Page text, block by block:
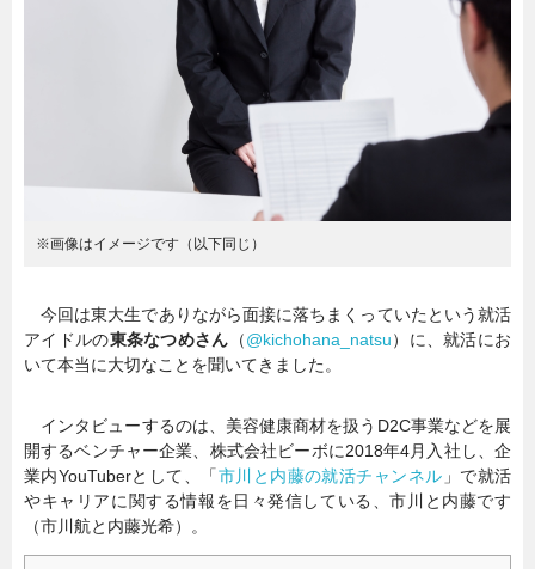
※画像はイメージです（以下同じ）
今回は東大生でありながら面接に落ちまくっていたという就活
アイドルの東条なつめさん （@kichohana_natsu）に、就活にお
いて本当に大切なことを聞いてきました。
インタビューするのは、美容健康商材を扱うD2C事業などを展
開するベンチャー企業、株式会社ビーボに2018年4月入社し、企
業内YouTuberとして、「市川と内藤の就活チャンネル 」で就活
やキャリアに関する情報を日々発信している、市川と内藤です
（市川航と内藤光希）。